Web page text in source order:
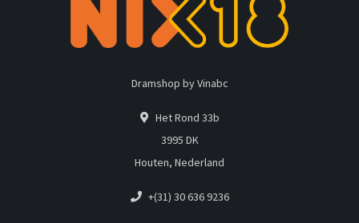
Dramshop by Vinabc
Het Rond 33b
3995 DK
Houten, Nederland
+(31) 30 636 9236